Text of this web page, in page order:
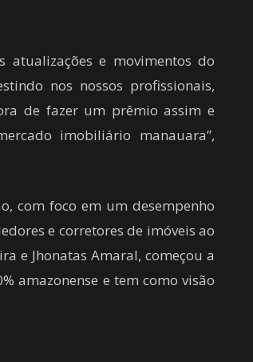
atualizações e movimentos do
nos nossos profissionais,
de fazer um prêmio assim e
imobiliário manauara”,
com foco em um desempenho
e corretores de imóveis ao
e Jhonatas Amaral, começou a
amazonense e tem como visão